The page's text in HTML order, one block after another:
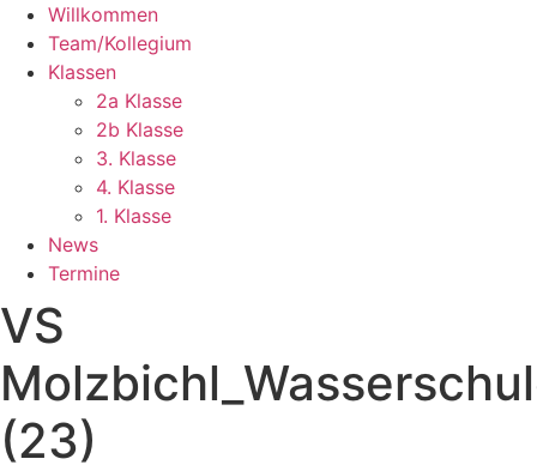
Willkommen
Team/Kollegium
Klassen
2a Klasse
2b Klasse
3. Klasse
4. Klasse
1. Klasse
News
Termine
VS
(23)